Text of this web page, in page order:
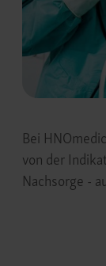
Bei
von der
Nachsorge -